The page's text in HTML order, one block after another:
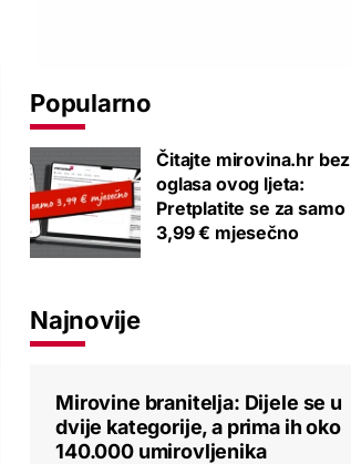
Popularno
Čitajte mirovina.hr bez
oglasa ovog ljeta:
Pretplatite se za samo
3,99 € mjesečno
Najnovije
Mirovine branitelja: Dijele se u
dvije kategorije, a prima ih oko
140.000 umirovljenika